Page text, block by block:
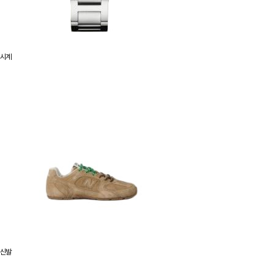
시계
신발